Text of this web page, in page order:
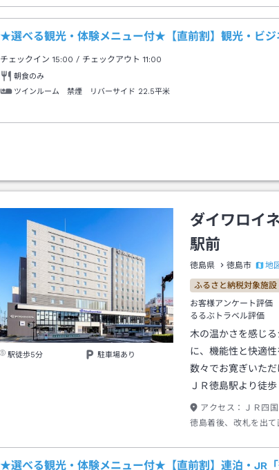
★選べる観光・体験メニュー付★【直前割】観光・ビ
チェックイン15:00 / チェックアウト 11:00
朝食のみ
ツインルーム 禁煙 リバーサイド 22.5平米
駅徒歩5分 駐車場あり
ダイワロイ
駅前
徳島県 徳島市 地
ふるさと納税対象施設
お客様アンケート評価
るるぶトラベル評価
木の温かさを感じ
に、機能性と快適
数々でお寛ぎいただ
ＪＲ徳島駅より徒
アクセス：
ＪＲ四
徳島着後、改札を出
★選べる観光・体験メニュー付★【直前割】連泊・JR「